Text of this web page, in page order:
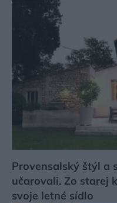
Provensalský štýl a
učarovali. Zo starej
svoje letné sídlo